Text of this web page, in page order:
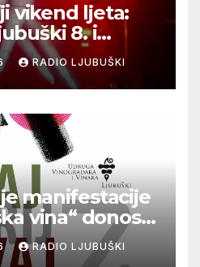
vikend ljeta:
8. i
RADIO LJUBUŠKI
manifestacije
vina“ donosi
gastronomiju i
RADIO LJUBUŠKI